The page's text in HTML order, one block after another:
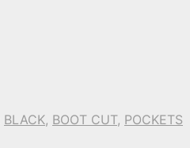
BLACK, BOOT CUT, POCKETS